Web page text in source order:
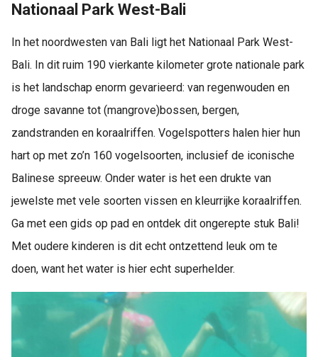
Nationaal Park West-Bali
In het noordwesten van Bali ligt het Nationaal Park West-
Bali. In dit ruim 190 vierkante kilometer grote nationale park
is het landschap enorm gevarieerd: van regenwouden en
droge savanne tot (mangrove)bossen, bergen,
zandstranden en koraalriffen. Vogelspotters halen hier hun
hart op met zo’n 160 vogelsoorten, inclusief de iconische
Balinese spreeuw. Onder water is het een drukte van
jewelste met vele soorten vissen en kleurrijke koraalriffen.
Ga met een gids op pad en ontdek dit ongerepte stuk Bali!
Met oudere kinderen is dit echt ontzettend leuk om te
doen, want het water is hier echt superhelder.